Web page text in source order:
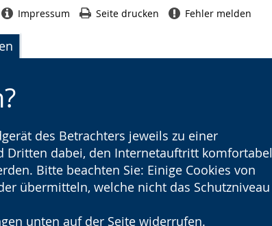
des Betrachters jeweils zu einer
Dritten dabei, den Internetauftritt komfortabel
Bitte beachten Sie: Einige Cookies von
übermitteln, welche nicht das Schutzniveau
unten auf der Seite widerrufen.
Impressum Seite drucken Fehler melden